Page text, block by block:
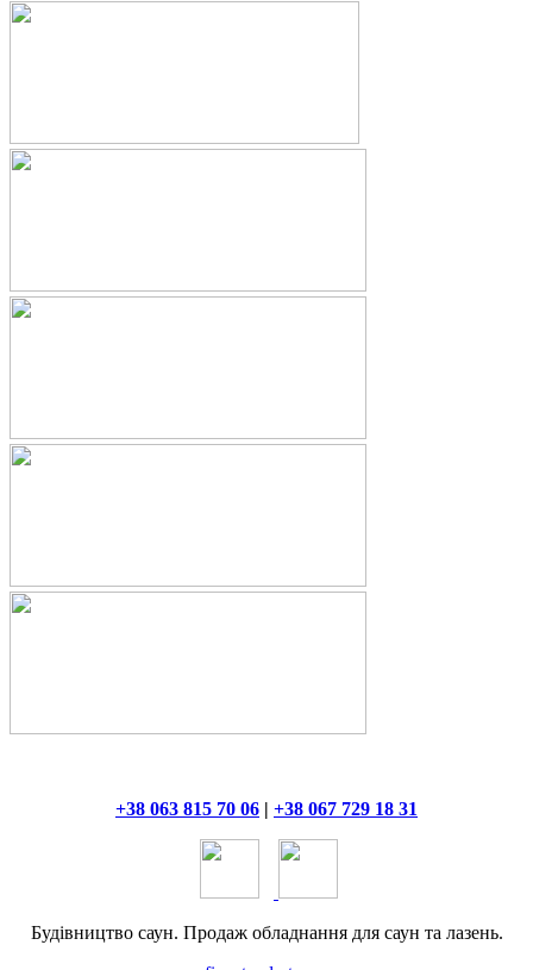
+38 063 815 70 06 | +38 067 729 18 31
Будівництво саун. Продаж обладнання для саун та лазень.